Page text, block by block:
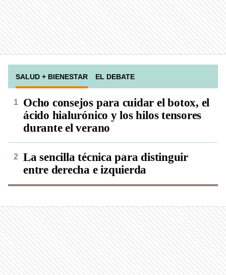
SALUD + BIENESTAR EL DEBATE
Ocho consejos para cuidar el botox, el
ácido hialurónico y los hilos tensores
durante el verano
La sencilla técnica para distinguir
entre derecha e izquierda